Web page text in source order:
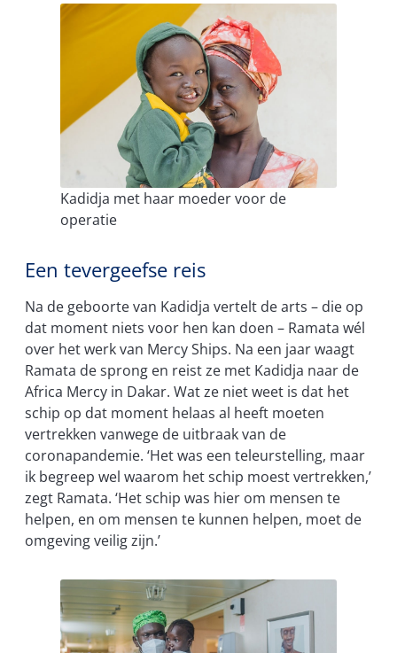
Kadidja met haar moeder voor de
operatie
Een tevergeefse reis
Na de geboorte van Kadidja vertelt de arts – die op
dat moment niets voor hen kan doen – Ramata wél
over het werk van Mercy Ships. Na een jaar waagt
Ramata de sprong en reist ze met Kadidja naar de
Africa Mercy in Dakar. Wat ze niet weet is dat het
schip op dat moment helaas al heeft moeten
vertrekken vanwege de uitbraak van de
coronapandemie. ‘Het was een teleurstelling, maar
ik begreep wel waarom het schip moest vertrekken,’
zegt Ramata. ‘Het schip was hier om mensen te
helpen, en om mensen te kunnen helpen, moet de
omgeving veilig zijn.’